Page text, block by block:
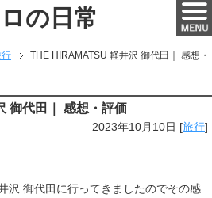
の日常
THE HIRAMATSU 軽井沢 御代田｜ 感想・
御代田｜ 感想・評価
2023年10月10日 [旅行]
沢 御代田に行ってきましたのでその感